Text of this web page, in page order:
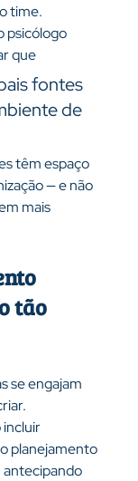
time.
psicólogo
que
fontes
de
têm espaço
— e não
mais
tão
se engajam
planejamento
antecipando